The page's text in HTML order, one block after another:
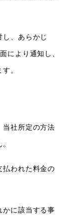
、あらかじ
により通知し、
。
当社所定の方法
払われた料金の
かに該当する事